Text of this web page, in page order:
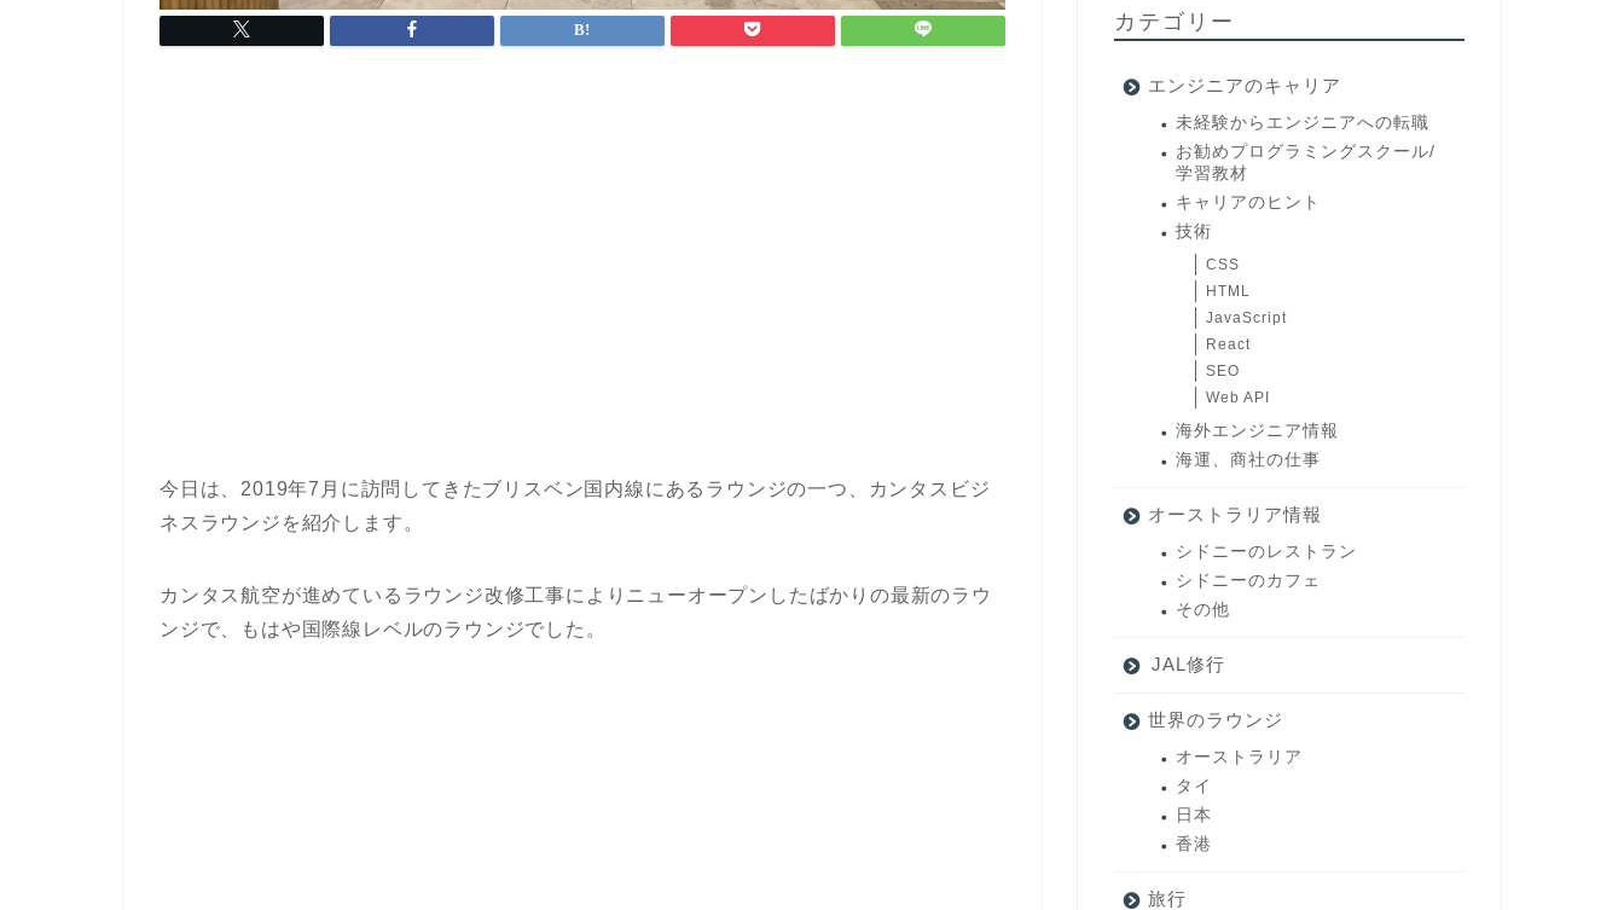
今日は、 2019年7 月に訪問してきたブリスベン国内線にあるラウンジの一つ、カンタスビジ
ネスラウンジを紹介します。
カンタス航空が進めているラウンジ改修工事によりニューオープンしたばかりの最新のラウ
ンジで、もはや国際線レベルのラウンジでした。
カテゴリー
エンジニアのキャリア
未経験からエンジニアへの転職
お勧めプログラミングスクール/
学習教材
キャリアのヒント
技術
CSS
HTML
JavaScript
React
SEO
Web API
海外エンジニア情報
海運、商社の仕事
オーストラリア情報
シドニーのレストラン
シドニーのカフェ
その他
JAL修行
世界のラウンジ
オーストラリア
タイ
日本
香港
旅行